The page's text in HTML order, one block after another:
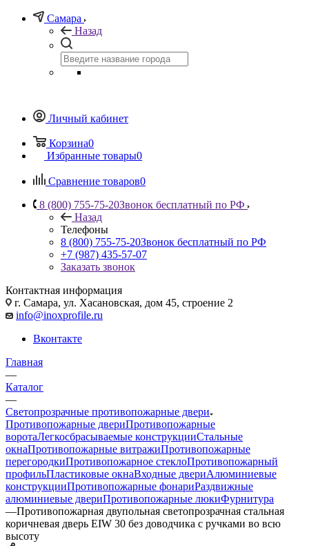
Самара
Назад
Личный кабинет
Корзина0
Избранные товары0
Сравнение товаров0
8 (800) 755-75-20Звонок бесплатный по РФ
Назад
Телефоны
8 (800) 755-75-20Звонок бесплатный по РФ
+7 (987) 435-57-07
Заказать звонок
Контактная информация
г. Самара, ул. Хасановская, дом 45, строение 2
info@inoxprofile.ru
Вконтакте
Главная
—
Каталог
—
Светопрозрачные противопожарные двери
Противопожарные двериПротивопожарные
воротаЛегкосбрасываемые конструкцииСтальные
окнаПротивопожарные витражиПротивопожарные
перегородкиПротивопожарное стеклоПротивопожарный
профильПластиковые окнаВходные двериАлюминиевые
конструкцииПротивопожарные фонариРаздвижные
алюминиевые двериПротивопожарные люкиФурнитура
—Противопожарная двупольная светопрозрачная стальная
коричневая дверь EIW 30 без доводчика с ручками во всю
высоту